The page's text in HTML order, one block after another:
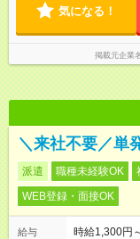
気になる！
掲載元企業
＼来社不要／単
派遣 職種未経験OK
WEB登録・面接OK
給与 時給1,300円